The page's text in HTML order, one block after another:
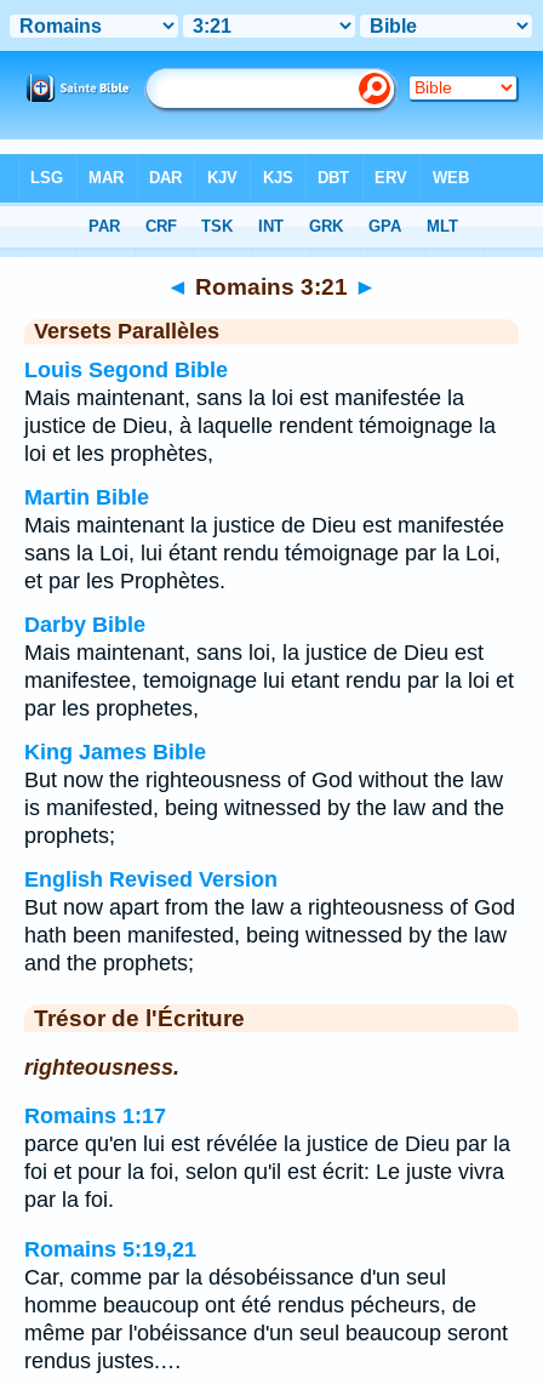
Chapitre 3 > Verset 21
◄ Romains 3:21 ►
Versets Parallèles
Louis Segond Bible
Mais maintenant, sans la loi est manifestée la
justice de Dieu, à laquelle rendent témoignage la
loi et les prophètes,
Martin Bible
Mais maintenant la justice de Dieu est manifestée
sans la Loi, lui étant rendu témoignage par la Loi,
et par les Prophètes.
Darby Bible
Mais maintenant, sans loi, la justice de Dieu est
manifestee, temoignage lui etant rendu par la loi et
par les prophetes,
King James Bible
But now the righteousness of God without the law
is manifested, being witnessed by the law and the
prophets;
English Revised Version
But now apart from the law a righteousness of God
hath been manifested, being witnessed by the law
and the prophets;
Trésor de l'Écriture
righteousness.
Romains 1:17
parce qu'en lui est révélée la justice de Dieu par la
foi et pour la foi, selon qu'il est écrit: Le juste vivra
par la foi.
Romains 5:19,21
Car, comme par la désobéissance d'un seul
homme beaucoup ont été rendus pécheurs, de
même par l'obéissance d'un seul beaucoup seront
rendus justes.…